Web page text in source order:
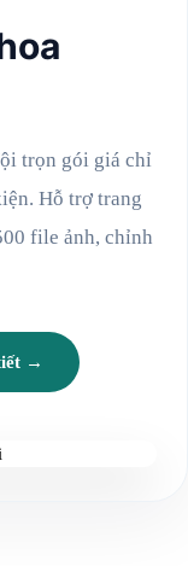
trọn gói giá chỉ
Hỗ trợ trang
file ảnh, chỉnh
→